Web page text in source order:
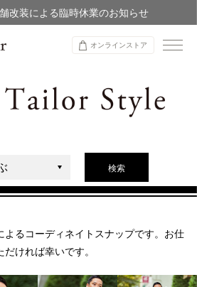
改装による臨時休業のお知らせ
レディースオーダースーツ
オンラインストア
検索
よるコーディネイトスナップです。お仕
ければ幸いです。